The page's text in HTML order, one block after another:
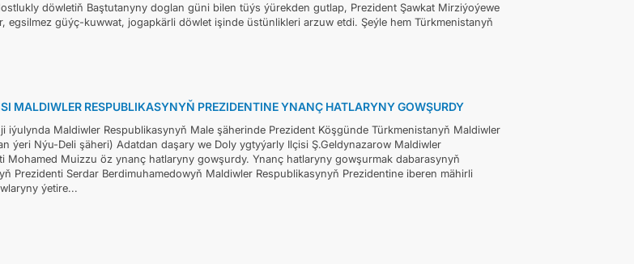
döwletiň Baştutanyny doglan güni bilen tüýs ýürekden gutlap, Prezident Şawkat Mirziýoýewe
egsilmez güýç-kuwwat, jogapkärli döwlet işinde üstünlikleri arzuw etdi. Şeýle hem Türkmenistanyň
MALDIWLER RESPUBLIKASYNYŇ PREZIDENTINE YNANÇ HATLARYNY GOWŞURDY
Maldiwler Respublikasynyň Male şäherinde Prezident Köşgünde Türkmenistanyň Maldiwler
ýeri Nýu-Deli şäheri) Adatdan daşary we Doly ygtyýarly Ilçisi Ş.Geldynazarow Maldiwler
Mohamed Muizzu öz ynanç hatlaryny gowşurdy. Ynanç hatlaryny gowşurmak dabarasynyň
Prezidenti Serdar Berdimuhamedowyň Maldiwler Respublikasynyň Prezidentine iberen mähirli
ýetire...